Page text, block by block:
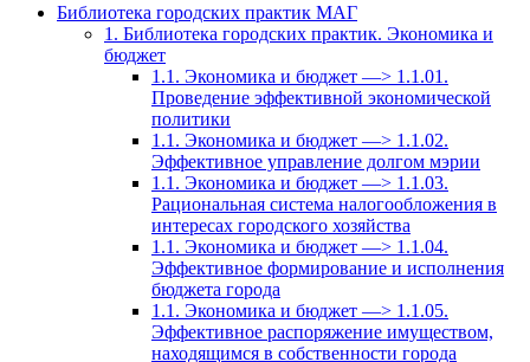
Библиотека городских практик МАГ
1. Библиотека городских практик. Экономика и
бюджет
1.1. Экономика и бюджет —> 1.1.01.
Проведение эффективной экономической
политики
1.1. Экономика и бюджет —> 1.1.02.
Эффективное управление долгом мэрии
1.1. Экономика и бюджет —> 1.1.03.
Рациональная система налогообложения в
интересах городского хозяйства
1.1. Экономика и бюджет —> 1.1.04.
Эффективное формирование и исполнения
бюджета города
1.1. Экономика и бюджет —> 1.1.05.
Эффективное распоряжение имуществом,
находящимся в собственности города